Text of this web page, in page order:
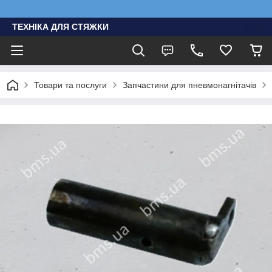
ТЕХНІКА ДЛЯ СТЯЖКИ
Товари та послуги Запчастини для пневмонагнітачів